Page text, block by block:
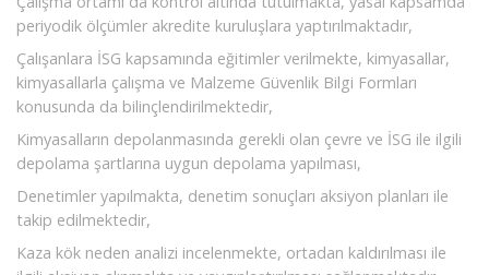
periyodik ölçümler akredite kuruluşlara yaptırılmaktadır,
Çalışanlara İSG kapsamında eğitimler verilmekte, kimyasallar,
kimyasallarla çalışma ve Malzeme Güvenlik Bilgi Formları
konusunda da bilinçlendirilmektedir,
Kimyasalların depolanmasında gerekli olan çevre ve İSG ile ilgili
depolama şartlarına uygun depolama yapılması,
Denetimler yapılmakta, denetim sonuçları aksiyon planları ile
takip edilmektedir,
Kaza kök neden analizi incelenmekte, ortadan kaldırılması ile